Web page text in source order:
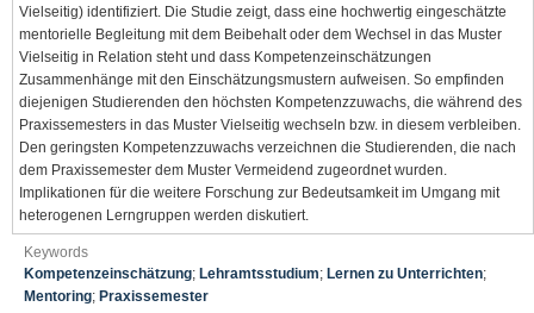
Vielseitig) identifiziert. Die Studie zeigt, dass eine hochwertig eingeschätzte
mentorielle Begleitung mit dem Beibehalt oder dem Wechsel in das Muster
Vielseitig in Relation steht und dass Kompetenzeinschätzungen
Zusammenhänge mit den Einschätzungsmustern aufweisen. So empfinden
diejenigen Studierenden den höchsten Kompetenzzuwachs, die während des
Praxissemesters in das Muster Vielseitig wechseln bzw. in diesem verbleiben.
Den geringsten Kompetenzzuwachs verzeichnen die Studierenden, die nach
dem Praxissemester dem Muster Vermeidend zugeordnet wurden.
Implikationen für die weitere Forschung zur Bedeutsamkeit im Umgang mit
heterogenen Lerngruppen werden diskutiert.
Keywords
Kompetenzeinschätzung; Lehramtsstudium; Lernen zu Unterrichten;
Mentoring; Praxissemester